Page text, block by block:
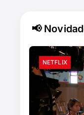
📢
NETFLIX